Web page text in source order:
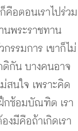
อตอนเราไปร่วม
พระราชทาน
รรมการ เขาก็ไม่
ติกัน บางคนอาจ
สนใจ เพราะคิด
ฝึกซ้อมบัณฑิต เรา
งมีคือถ้าเกิดเรา